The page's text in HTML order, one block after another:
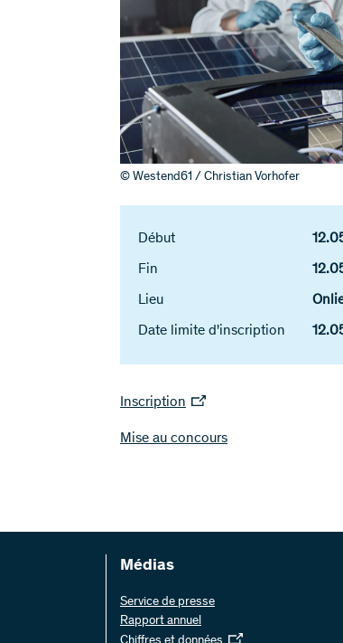
© Westend61 / Christian Vorhofer
Début
Fin
Lieu
Date limite d'inscription
Inscription
Mise au concours
Médias
Service de presse
Rapport annuel